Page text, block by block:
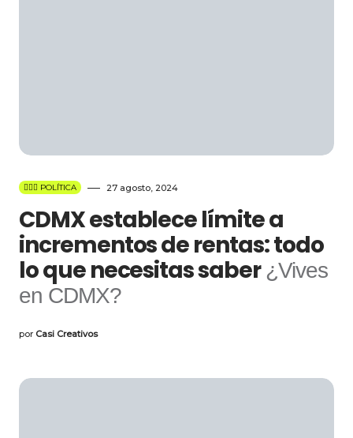
👩🏻‍⚖️ POLÍTICA 27 agosto, 2024
CDMX establece límite a
incrementos de rentas: todo
lo que necesitas saber ¿Vives
en CDMX?
por Casi Creativos